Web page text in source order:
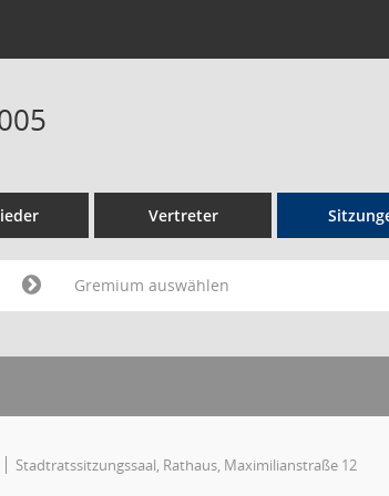
Vertreter
Gremium auswählen
Stadtratssitzungssaal, Rathaus, Maximilianstraße 12